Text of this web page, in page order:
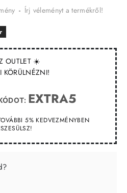
OUTLET ☀️
KÖRÜLNÉZNI!
EXTRA5
5% KEDVEZMÉNYBEN
- Írj véleményt a termékről!